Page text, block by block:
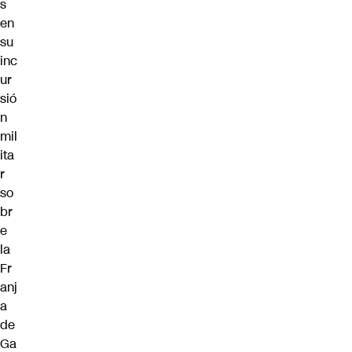
s
en
su
inc
ur
sió
n
mil
ita
r
so
br
e
la
Fr
anj
a
de
Ga